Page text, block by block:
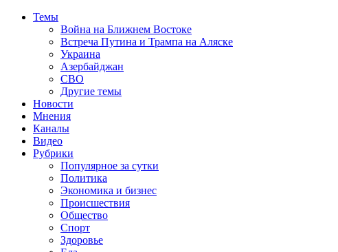
Темы
Война на Ближнем Востоке
Встреча Путина и Трампа на Аляске
Украина
Азербайджан
СВО
Другие темы
Новости
Мнения
Каналы
Видео
Рубрики
Популярное за сутки
Политика
Экономика и бизнес
Происшествия
Общество
Спорт
Здоровье